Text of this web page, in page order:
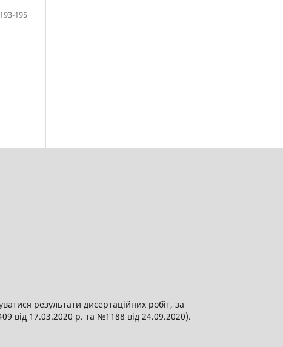
193-195
результати дисертаційних робіт, за
від 17.03.2020 р. та №1188 від 24.09.2020).